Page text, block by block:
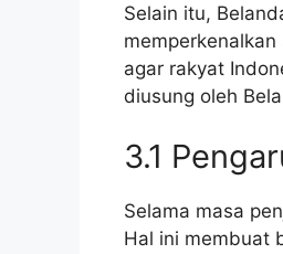
Selain itu,
agar rakyat
diusung oleh
3.1
Selama masa
Hal ini membuat